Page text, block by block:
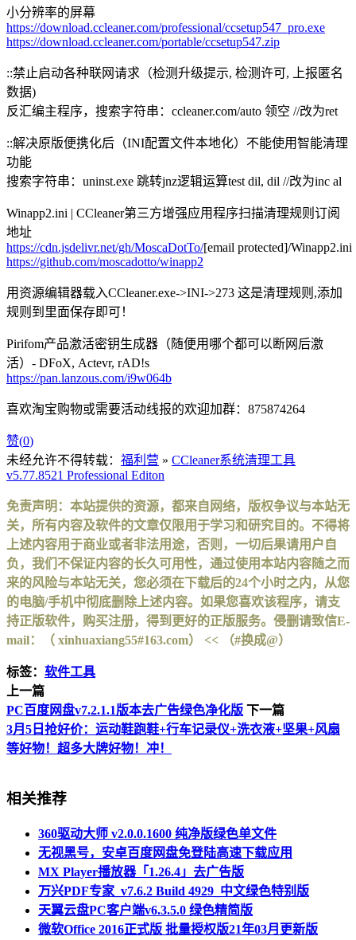
小分辨率的屏幕
https://download.ccleaner.com/professional/ccsetup547_pro.exe
https://download.ccleaner.com/portable/ccsetup547.zip
::禁止启动各种联网请求（检测升级提示, 检测许可, 上报匿名
数据)
反汇编主程序，搜索字符串：ccleaner.com/auto 领空 //改为ret
::解决原版便携化后（INI配置文件本地化）不能使用智能清理
功能
搜索字符串：uninst.exe 跳转jnz逻辑运算test dil, dil //改为inc al
Winapp2.ini | CCleaner第三方增强应用程序扫描清理规则订阅
地址
https://cdn.jsdelivr.net/gh/MoscaDotTo/[email protected]/Winapp2.ini
https://github.com/moscadotto/winapp2
用资源编辑器载入CCleaner.exe->INI->273 这是清理规则,添加
规则到里面保存即可！
Pirifom产品激活密钥生成器（随便用哪个都可以断网后激
活）- DFoX, Actevr, rAD!s
https://pan.lanzous.com/i9w064b
喜欢淘宝购物或需要活动线报的欢迎加群：875874264
赞(0)
未经允许不得转载： 福利营 » CCleaner系统清理工具
v5.77.8521 Professional Editon
免责声明：本站提供的资源，都来自网络，版权争议与本站无
关，所有内容及软件的文章仅限用于学习和研究目的。不得将
上述内容用于商业或者非法用途，否则，一切后果请用户自
负，我们不保证内容的长久可用性，通过使用本站内容随之而
来的风险与本站无关，您必须在下载后的24个小时之内，从您
的电脑/手机中彻底删除上述内容。如果您喜欢该程序，请支
持正版软件，购买注册，得到更好的正版服务。侵删请致信E-
mail：（ xinhuaxiang55#163.com） << （#换成@）
标签： 软件工具
上一篇
PC百度网盘v7.2.1.1版本去广告绿色净化版 下一篇
3月5日抢好价：运动鞋跑鞋+行车记录仪+洗衣液+坚果+风扇
等好物！超多大牌好物！冲！
相关推荐
360驱动大师 v2.0.0.1600 纯净版绿色单文件
无视黑号，安卓百度网盘免登陆高速下载应用
MX Player播放器「1.26.4」去广告版
万兴PDF专家_v7.6.2 Build 4929_中文绿色特别版
天翼云盘PC客户端v6.3.5.0 绿色精简版
微软Office 2016正式版 批量授权版21年03月更新版